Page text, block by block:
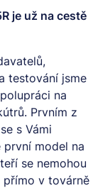
je už na cestě
testování jsme
na
Prvním z
s Vámi
model na
se nemohou
v továrně